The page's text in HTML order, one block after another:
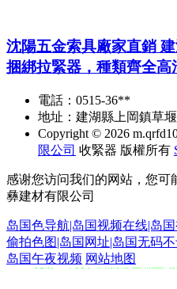
沈陽五金索具廠家直銷
捆綁拉緊器，種類齊全高
電話：0515-36**
地址：建湖縣上岡鎮草
Copyright © 2026
限公司 收緊器 版權所有
感谢您访问我们的网站，您可
彝建材有限公司
岛国色导航|岛国视频在线|岛
偷拍色图|岛国网址|岛国无码
岛国午夜视频 网站地图
91尤物18 中文字幕精东影业 黑丝